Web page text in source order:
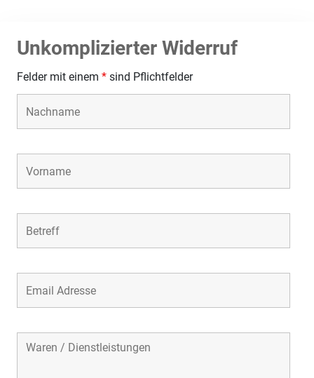
Unkomplizierter Widerruf
Felder mit einem * sind Pflichtfelder